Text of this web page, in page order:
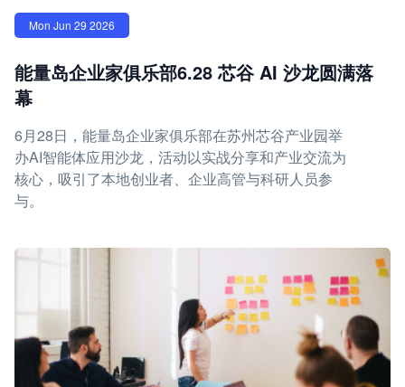
Mon Jun 29 2026
能量岛企业家俱乐部6.28 芯谷 AI 沙龙圆满落
幕
6月28日，能量岛企业家俱乐部在苏州芯谷产业园举
办AI智能体应用沙龙，活动以实战分享和产业交流为
核心，吸引了本地创业者、企业高管与科研人员参
与。